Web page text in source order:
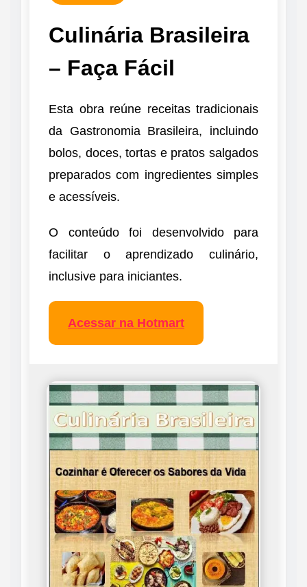
Culinária Brasileira
– Faça Fácil
Esta obra reúne receitas tradicionais
da Gastronomia Brasileira, incluindo
bolos, doces, tortas e pratos salgados
preparados com ingredientes simples
e acessíveis.
O conteúdo foi desenvolvido para
facilitar o aprendizado culinário,
inclusive para iniciantes.
Acessar na Hotmart